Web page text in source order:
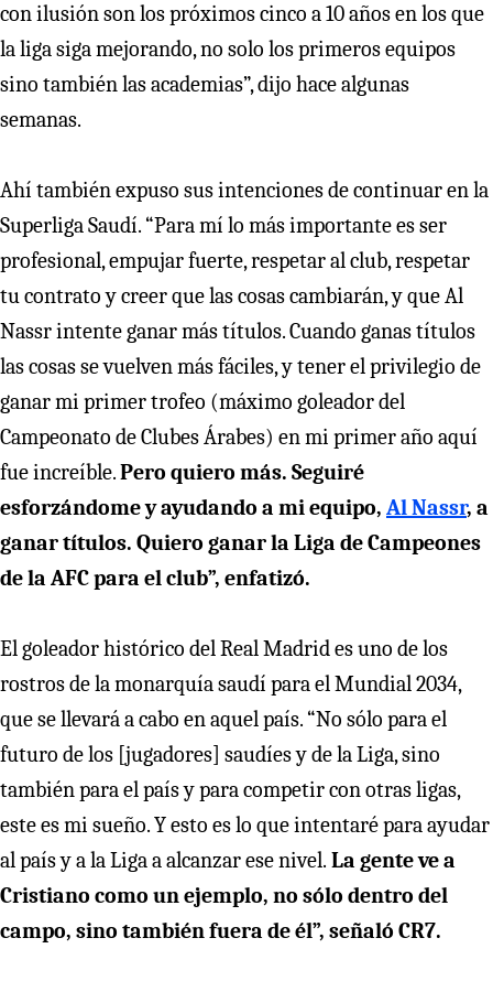
con ilusión son los próximos cinco a 10 años en los que
la liga siga mejorando, no solo los primeros equipos
sino también las academias”, dijo hace algunas
semanas.
Ahí también expuso sus intenciones de continuar en la
Superliga Saudí. “Para mí lo más importante es ser
profesional, empujar fuerte, respetar al club, respetar
tu contrato y creer que las cosas cambiarán, y que Al
Nassr intente ganar más títulos. Cuando ganas títulos
las cosas se vuelven más fáciles, y tener el privilegio de
ganar mi primer trofeo (máximo goleador del
Campeonato de Clubes Árabes) en mi primer año aquí
fue increíble.Pero quiero más. Seguiré
esforzándome y ayudando a mi equipo, Al Nassr, a
ganar títulos. Quiero ganar la Liga de Campeones
de la AFC para el club”, enfatizó.
El goleador histórico del Real Madrid es uno de los
rostros de la monarquía saudí para el Mundial 2034,
que se llevará a cabo en aquel país. “No sólo para el
futuro de los [jugadores] saudíes y de la Liga, sino
también para el país y para competir con otras ligas,
este es mi sueño. Y esto es lo que intentaré para ayudar
al país y a la Liga a alcanzar ese nivel. La gente ve a
Cristiano como un ejemplo, no sólo dentro del
campo, sino también fuera de él”, señaló CR7.